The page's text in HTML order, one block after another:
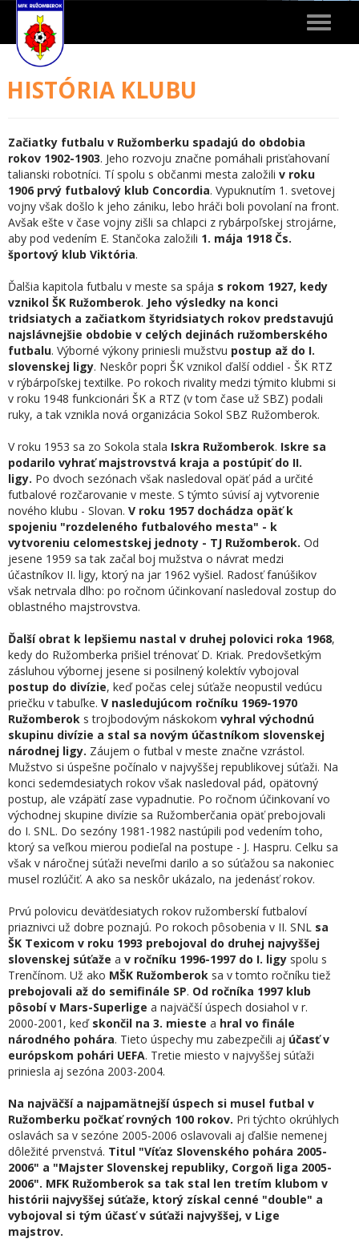
Toggle
HISTÓRIA KLUBU
Začiatky futbalu v Ružomberku spadajú do obdobia
rokov 1902-1903. Jeho rozvoju značne pomáhali prisťahovaní
talianski robotníci. Tí spolu s občanmi mesta založili v roku
1906 prvý futbalový klub Concordia. Vypuknutím 1. svetovej
vojny však došlo k jeho zániku, lebo hráči boli povolaní na front.
Avšak ešte v čase vojny zišli sa chlapci z rybárpoľskej strojárne,
aby pod vedením E. Stančoka založili 1. mája 1918 Čs.
športový klub Viktória.
Ďalšia kapitola futbalu v meste sa spája s rokom 1927, kedy
vznikol ŠK Ružomberok. Jeho výsledky na konci
tridsiatych a začiatkom štyridsiatych rokov predstavujú
najslávnejšie obdobie v celých dejinách ružomberského
futbalu. Výborné výkony priniesli mužstvu postup až do I.
slovenskej ligy. Neskôr popri ŠK vznikol ďalší oddiel - ŠK RTZ
v rýbárpoľskej textilke. Po rokoch rivality medzi týmito klubmi si
v roku 1948 funkcionári ŠK a RTZ (v tom čase už SBZ) podali
ruky, a tak vznikla nová organizácia Sokol SBZ Ružomberok.
V roku 1953 sa zo Sokola stala Iskra Ružomberok. Iskre sa
podarilo vyhrať majstrovstvá kraja a postúpiť do II.
ligy. Po dvoch sezónach však nasledoval opäť pád a určité
futbalové rozčarovanie v meste. S týmto súvisí aj vytvorenie
nového klubu - Slovan. V roku 1957 dochádza opäť k
spojeniu "rozdeleného futbalového mesta" - k
vytvoreniu celomestskej jednoty - TJ Ružomberok. Od
jesene 1959 sa tak začal boj mužstva o návrat medzi
účastníkov II. ligy, ktorý na jar 1962 vyšiel. Radosť fanúšikov
však netrvala dlho: po ročnom účinkovaní nasledoval zostup do
oblastného majstrovstva.
Ďalší obrat k lepšiemu nastal v druhej polovici roka 1968,
kedy do Ružomberka prišiel trénovať D. Kriak. Predovšetkým
zásluhou výbornej jesene si posilnený kolektív vybojoval
postup do divízie, keď počas celej súťaže neopustil vedúcu
priečku v tabuľke. V nasledujúcom ročníku 1969-1970
Ružomberok s trojbodovým náskokom vyhral východnú
skupinu divízie a stal sa novým účastníkom slovenskej
národnej ligy. Záujem o futbal v meste značne vzrástol.
Mužstvo si úspešne počínalo v najvyššej republikovej súťaži. Na
konci sedemdesiatych rokov však nasledoval pád, opätovný
postup, ale vzápätí zase vypadnutie. Po ročnom účinkovaní vo
východnej skupine divízie sa Ružomberčania opäť prebojovali
do I. SNL. Do sezóny 1981-1982 nastúpili pod vedením toho,
ktorý sa veľkou mierou podieľal na postupe - J. Haspru. Celku sa
však v náročnej súťaži neveľmi darilo a so súťažou sa nakoniec
musel rozlúčiť. A ako sa neskôr ukázalo, na jedenásť rokov.
Prvú polovicu deväťdesiatych rokov ružomberskí futbaloví
priaznivci už dobre poznajú. Po rokoch pôsobenia v II. SNL sa
ŠK Texicom v roku 1993 prebojoval do druhej najvyššej
slovenskej súťaže a v ročníku 1996-1997 do I. ligy spolu s
Trenčínom. Už ako MŠK Ružomberok sa v tomto ročníku tiež
prebojovali až do semifinále SP. Od ročníka 1997 klub
pôsobí v Mars-Superlige a najväčší úspech dosiahol v r.
2000-2001, keď skončil na 3. mieste a hral vo finále
národného pohára. Tieto úspechy mu zabezpečili aj účasť v
európskom pohári UEFA. Tretie miesto v najvyššej súťaži
priniesla aj sezóna 2003-2004.
Na najväčší a najpamätnejší úspech si musel futbal v
Ružomberku počkať rovných 100 rokov. Pri týchto okrúhlych
oslavách sa v sezóne 2005-2006 oslavovali aj ďalšie nemenej
dôležité prvenstvá. Titul "Víťaz Slovenského pohára 2005-
2006" a "Majster Slovenskej republiky, Corgoň liga 2005-
2006". MFK Ružomberok sa tak stal len tretím klubom v
histórii najvyššej súťaže, ktorý získal cenné "double" a
vybojoval si tým účasť v súťaži najvyššej, v Lige
majstrov.